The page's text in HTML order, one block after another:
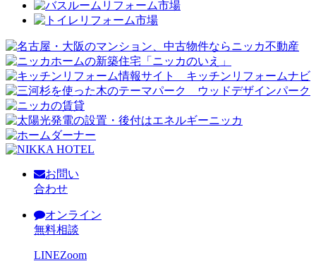
お問い
合わせ
オンライン
無料相談
LINEZoom